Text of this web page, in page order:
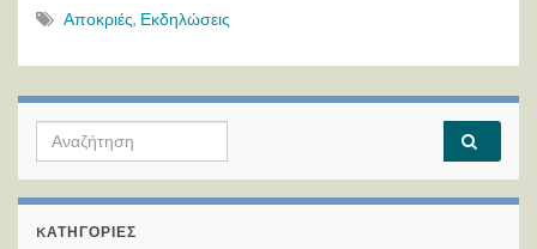
Αποκριές, Εκδηλώσεις
Search for:
KΑΤΗΓΟΡΊΕΣ